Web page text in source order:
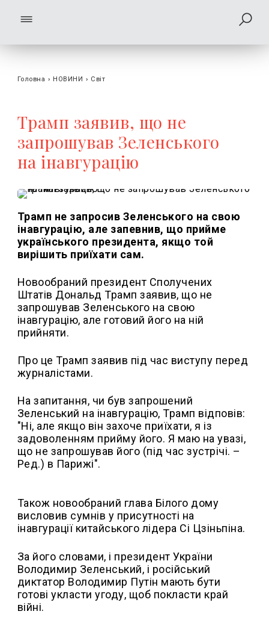
Головна › НОВИНИ › Світ
Трамп заявив, що не
запрошував Зеленського
на інавгурацію
Трамп не запросив Зеленського на свою
інавгурацію, але запевнив, що прийме
українського президента, якщо той
вирішить приїхати сам.
Новообраний президент Сполучених
Штатів Дональд Трамп заявив, що не
запрошував Зеленського на свою
інавгурацію, але готовий його на ній
прийняти.
Про це Трамп заявив під час виступу перед
журналістами.
На запитання, чи був запрошений
Зеленський на інавгурацію, Трамп відповів:
"Ні, але якщо він захоче приїхати, я із
задоволенням прийму його. Я маю на увазі,
що не запрошував його (під час зустрічі. –
Ред.) в Парижі".
Також новообраний глава Білого дому
висловив сумнів у присутності на
інавгурації китайського лідера Сі Цзіньпіна.
За його словами, і президент України
Володимир Зеленський, і російський
диктатор Володимир Путін мають бути
готові укласти угоду, щоб покласти край
війні.